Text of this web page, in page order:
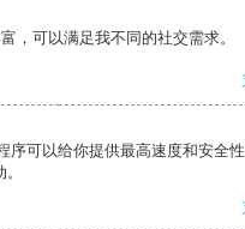
，可以满足我不同的社交需求。
序可以给你提供最高速度和安全